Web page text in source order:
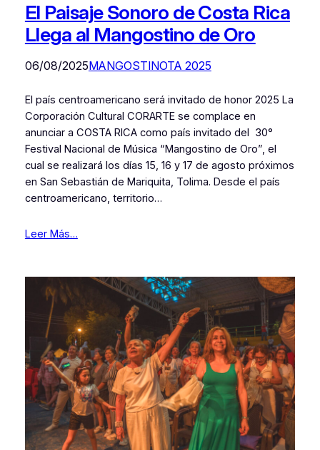
El Paisaje Sonoro de Costa Rica
Llega al Mangostino de Oro
06/08/2025MANGOSTINOTA 2025
El país centroamericano será invitado de honor 2025 La
Corporación Cultural CORARTE se complace en
anunciar a COSTA RICA como país invitado del 30°
Festival Nacional de Música “Mangostino de Oro”, el
cual se realizará los días 15, 16 y 17 de agosto próximos
en San Sebastián de Mariquita, Tolima. Desde el país
centroamericano, territorio…
Leer Más…